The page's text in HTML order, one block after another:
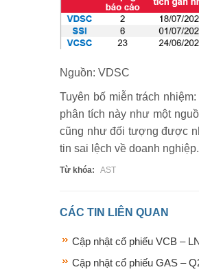
Nguồn: VDSC
Tuyên bố miễn trách
phân tích này như một
cũng như đối tượng được
tin sai lệch về doanh nghiệp.
Từ khóa: AST
CÁC TIN LIÊN QUAN
Cập nhật cổ phiếu VCB –
Cập nhật cổ phiếu GAS –